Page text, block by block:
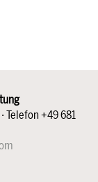
Telefon +49 681